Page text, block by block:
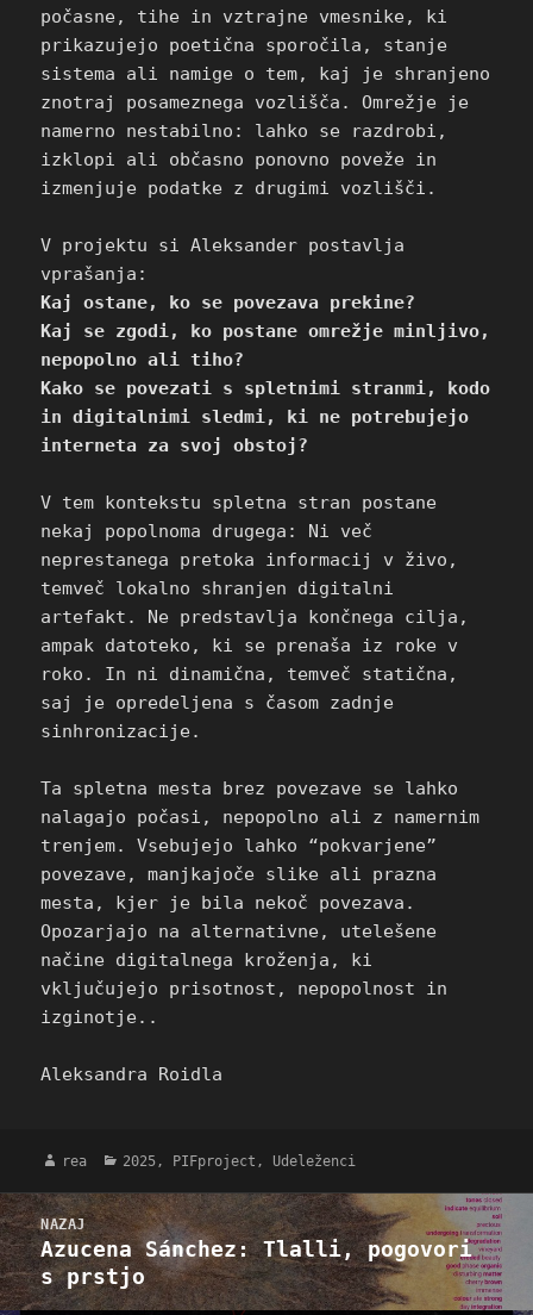
počasne, tihe in vztrajne vmesnike, ki
prikazujejo poetična sporočila, stanje
sistema ali namige o tem, kaj je shranjeno
znotraj posameznega vozlišča. Omrežje je
namerno nestabilno: lahko se razdrobi,
izklopi ali občasno ponovno poveže in
izmenjuje podatke z drugimi vozlišči.
V projektu si Aleksander postavlja
vprašanja:
Kaj ostane, ko se povezava prekine?
Kaj se zgodi, ko postane omrežje minljivo,
nepopolno ali tiho?
Kako se povezati s spletnimi stranmi, kodo
in digitalnimi sledmi, ki ne potrebujejo
interneta za svoj obstoj?
V tem kontekstu spletna stran postane
nekaj popolnoma drugega: Ni več
neprestanega pretoka informacij v živo,
temveč lokalno shranjen digitalni
artefakt. Ne predstavlja končnega cilja,
ampak datoteko, ki se prenaša iz roke v
roko. In ni dinamična, temveč statična,
saj je opredeljena s časom zadnje
sinhronizacije.
Ta spletna mesta brez povezave se lahko
nalagajo počasi, nepopolno ali z namernim
trenjem. Vsebujejo lahko “pokvarjene”
povezave, manjkajoče slike ali prazna
mesta, kjer je bila nekoč povezava.
Opozarjajo na alternativne, utelešene
načine digitalnega kroženja, ki
vključujejo prisotnost, nepopolnost in
izginotje..
Aleksandra Roidla
Avtor
rea Kategorije
2025 , PIFproject , Udeleženci
Navigacija
prispevka
NAZAJ
Prejšnji
prispevek:
Azucena Sánchez: Tlalli, pogovori
s prstjo